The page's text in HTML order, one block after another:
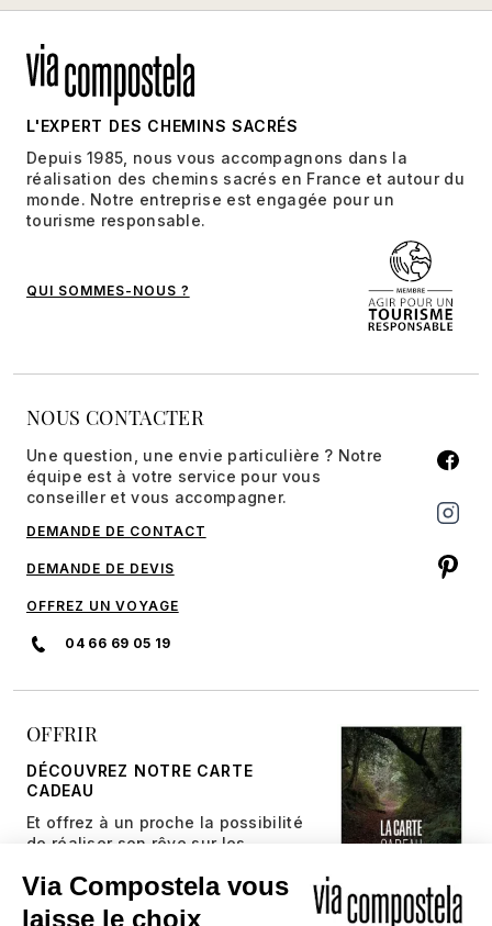
L'EXPERT DES CHEMINS SACRÉS
Depuis 1985, nous vous accompagnons dans la
réalisation des chemins sacrés en France et autour du
monde. Notre entreprise est engagée pour un
tourisme responsable.
QUI SOMMES-NOUS ?
NOUS CONTACTER
Une question, une envie particulière ? Notre
équipe est à votre service pour vous
conseiller et vous accompagner.
DEMANDE DE CONTACT
DEMANDE DE DEVIS
OFFREZ UN VOYAGE
04 66 69 05 19
OFFRIR
DÉCOUVREZ NOTRE CARTE
CADEAU
Et offrez à un proche la possibilité
de réaliser son rêve sur les
JE DÉCOUVRE